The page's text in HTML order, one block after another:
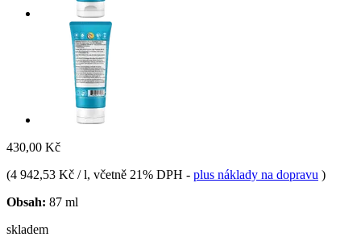
430,00 Kč
(4 942,53 Kč / l, včetně 21% DPH - plus náklady na dopravu )
Obsah: 87 ml
skladem